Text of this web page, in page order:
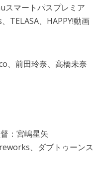
スマートパスプレミア
TELASA、HAPPY!動画
、前田玲奈、高橋未奈
：宮嶋星矢
、ダブトゥーンス